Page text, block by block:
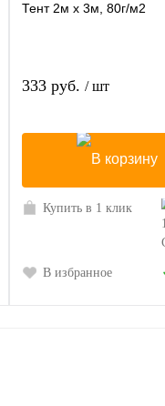
Тент 2м х 3м, 80г/м2
333 руб. / шт
Купить в 1 клик
В избранное